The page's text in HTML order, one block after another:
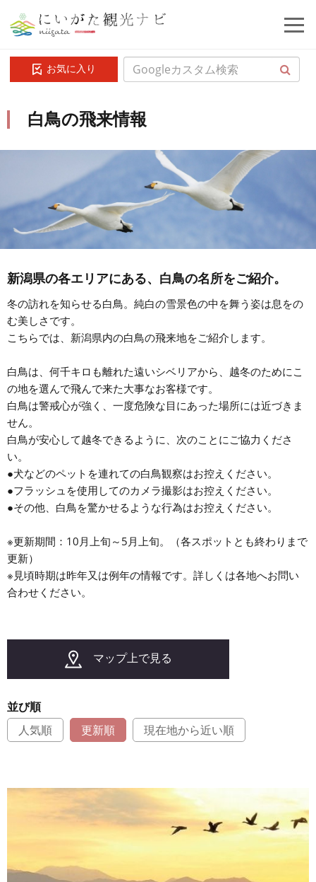
お気に入り
白鳥の飛来情報
新潟県の各エリアにある、白鳥の名所をご紹介。
冬の訪れを知らせる白鳥。純白の雪景色の中を舞う姿は息をの
む美しさです。
こちらでは、新潟県内の白鳥の飛来地をご紹介します。
白鳥は、何千キロも離れた遠いシベリアから、越冬のためにこ
の地を選んで飛んで来た大事なお客様です。
白鳥は警戒心が強く、一度危険な目にあった場所には近づきま
せん。
白鳥が安心して越冬できるように、次のことにご協力くださ
い。
●犬などのペットを連れての白鳥観察はお控えください。
●フラッシュを使用してのカメラ撮影はお控えください。
●その他、白鳥を驚かせるような行為はお控えください。
※更新期間：10月上旬～5月上旬。（各スポットとも終わりまで
更新）
※見頃時期は昨年又は例年の情報です。詳しくは各地へお問い
合わせください。
マップ上で見る
並び順
人気順
更新順 現在地から近い順